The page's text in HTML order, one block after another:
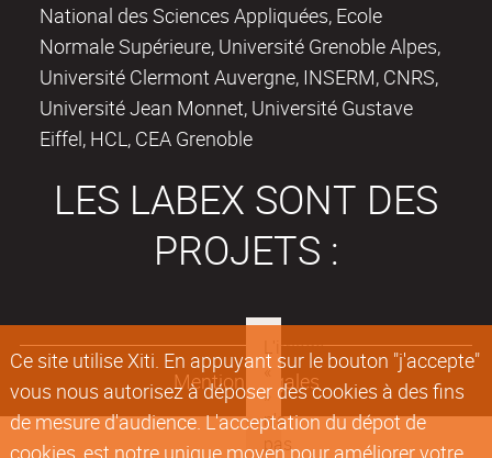
Ce site utilise Xiti. En appuyant sur le bouton "j'accepte"
vous nous autorisez à déposer des cookies à des fins
de mesure d'audience. L'acceptation du dépot de
cookies, est notre unique moyen pour améliorer votre
National des Sciences Appliquées, Ecole
Normale Supérieure, Université Grenoble Alpes,
Université Clermont Auvergne, INSERM, CNRS,
Université Jean Monnet, Université Gustave
Eiffel, HCL, CEA Grenoble
LES LABEX SONT DES
PROJETS :
Mentions légales